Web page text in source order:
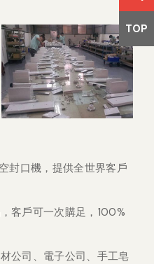
封口機，提供全世界客戶
客戶可一次購足，100%
公司、電子公司、手工皂
TOP